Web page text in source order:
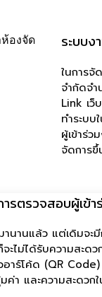
ระบบง
ในการจั
จำกัดจ
Link เ
ทำระบบ
ผู้เข้าร่ว
จัดการ
ารตรวจสอบผู้เข้า
นานแล้ว แต่เดิมจ
ม่ได้รับความสะดว
อาร์โค้ด (QR
ค่า และความสะดว